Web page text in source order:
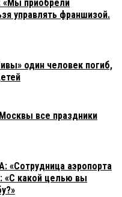
«Мы приобрели
управлять франшизой.
один человек погиб,
все праздники
«Сотрудница аэропорта
«С какой целью вы